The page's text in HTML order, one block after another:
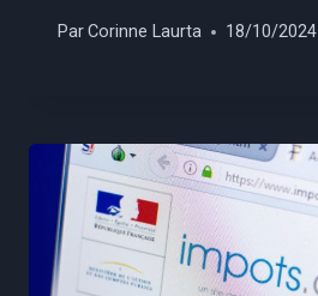
ParCorinne Laurta 18/10/2024